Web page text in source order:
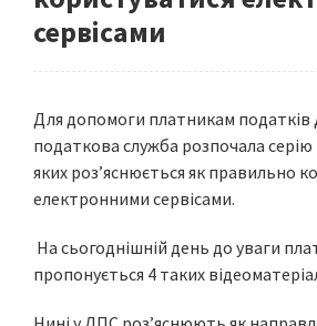
сервісами
Для допомоги платникам
податкова служба розпочала серію
яких роз’яснюється як правильно
електронними сервісами.
На сьогоднішній день до уваги
пропонується 4 таких